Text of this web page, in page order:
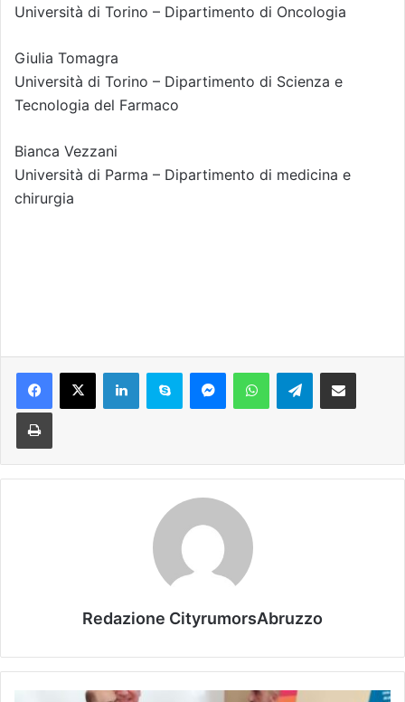
Università di Torino – Dipartimento di Oncologia
Giulia Tomagra
Università di Torino – Dipartimento di Scienza e
Tecnologia del Farmaco
Bianca Vezzani
Università di Parma – Dipartimento di medicina e
chirurgia
Telegram
Redazione CityrumorsAbruzzo